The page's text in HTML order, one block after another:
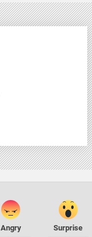
Angry Surprise